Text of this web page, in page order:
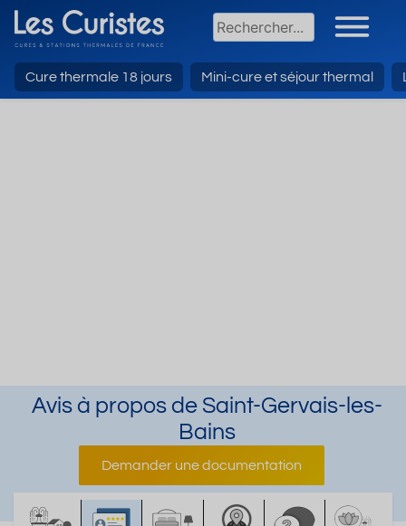
Cure thermale 18 jours Mini-cure et séjour thermal
Avis à propos de Saint-Gervais-les-
Bains
Demander une documentation